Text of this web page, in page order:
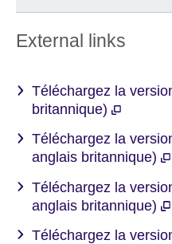
External links
Téléchargez la
britannique)
Téléchargez la
anglais britannique)
Téléchargez la
anglais britannique)
Téléchargez la